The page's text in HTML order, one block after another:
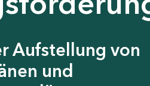
Aufstellung von
und